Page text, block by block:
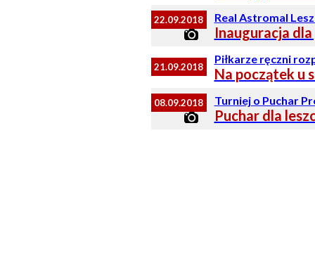
22.09.2018 Real Astromal
Inauguracja
21.09.2018
Piłkarze ręczni
Na początek u
08.09.2018 Turniej o Puchar
Puchar dla